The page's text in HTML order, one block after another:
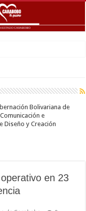
Bolivariana de
e
Diseño y Creación
en 23